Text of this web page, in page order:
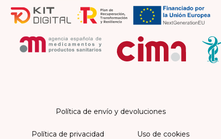
Política de envío y devoluciones
Política de privacidad Uso de cookies